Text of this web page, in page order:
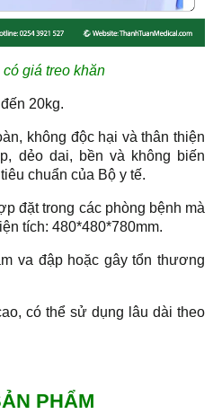
giá treo khăn
20kg.
không độc hại và thân thiện
dẻo dai, bền và không biến
chuẩn của Bộ y tế.
đặt trong các phòng bệnh mà
tích: 480*480*780mm.
va đập hoặc gây tổn thương
có thể sử dụng lâu dài theo
PHẨM